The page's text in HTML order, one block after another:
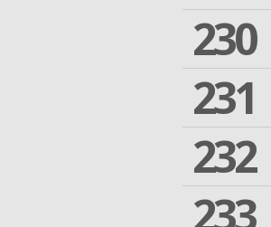
230
231
232
233